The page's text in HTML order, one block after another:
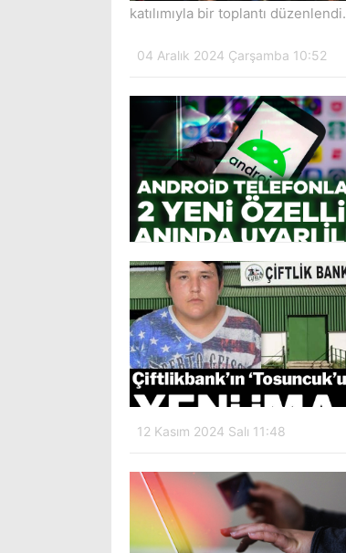
katılımıyla bir toplantı düzenlendi.
04 Aralık 2024 Çarşamba 10:52
12 Kasım 2024 Salı 11:48